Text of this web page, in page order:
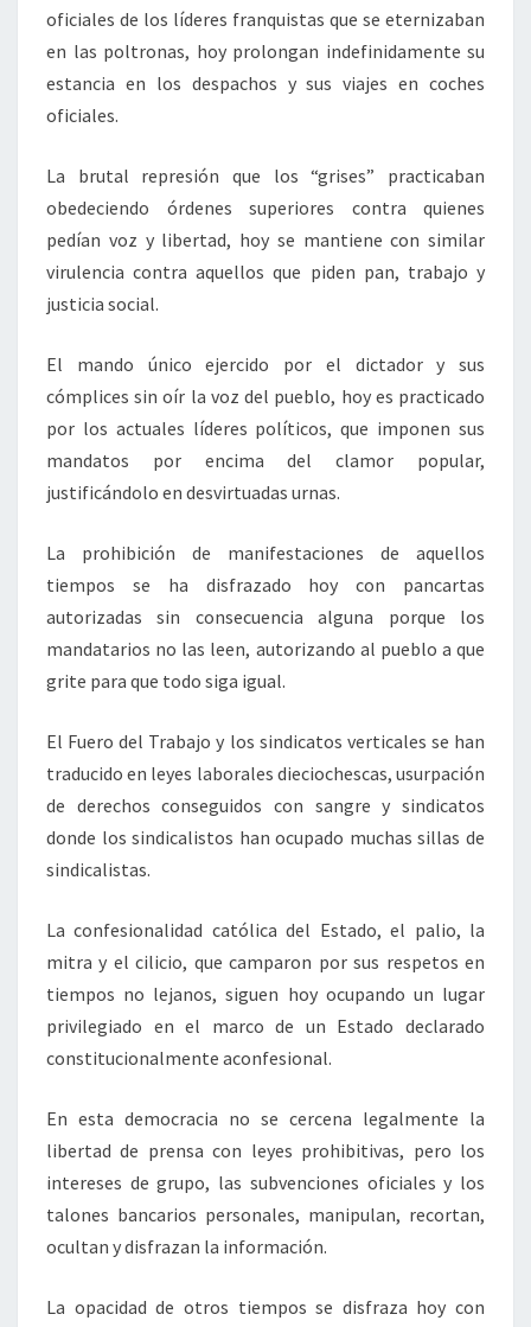
oficiales de los líderes franquistas que se eternizaban
en las poltronas, hoy prolongan indefinidamente su
estancia en los despachos y sus viajes en coches
oficiales.
La brutal represión que los “grises” practicaban
obedeciendo órdenes superiores contra quienes
pedían voz y libertad, hoy se mantiene con similar
virulencia contra aquellos que piden pan, trabajo y
justicia social.
El mando único ejercido por el dictador y sus
cómplices sin oír la voz del pueblo, hoy es practicado
por los actuales líderes políticos, que imponen sus
mandatos por encima del clamor popular,
justificándolo en desvirtuadas urnas.
La prohibición de manifestaciones de aquellos
tiempos se ha disfrazado hoy con pancartas
autorizadas sin consecuencia alguna porque los
mandatarios no las leen, autorizando al pueblo a que
grite para que todo siga igual.
El Fuero del Trabajo y los sindicatos verticales se han
traducido en leyes laborales dieciochescas, usurpación
de derechos conseguidos con sangre y sindicatos
donde los sindicalistos han ocupado muchas sillas de
sindicalistas.
La confesionalidad católica del Estado, el palio, la
mitra y el cilicio, que camparon por sus respetos en
tiempos no lejanos, siguen hoy ocupando un lugar
privilegiado en el marco de un Estado declarado
constitucionalmente aconfesional.
En esta democracia no se cercena legalmente la
libertad de prensa con leyes prohibitivas, pero los
intereses de grupo, las subvenciones oficiales y los
talones bancarios personales, manipulan, recortan,
ocultan y disfrazan la información.
La opacidad de otros tiempos se disfraza hoy con